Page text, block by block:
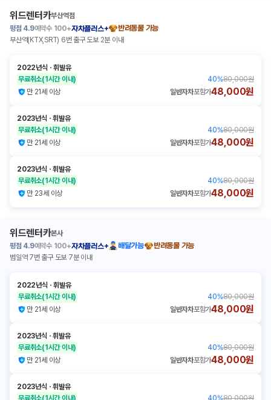
위드렌터카부산역점
평점 4.9예약수 100+자차플러스+
반려동물 가능
부산역(KTX,SRT) 6번 출구 도보 2분 이내
2022년식 ㆍ휘발유
무료취소(1시간 이내) 40%80,000원
만 21세 이상
일반자차포함가48,000원
2023년식 ㆍ휘발유
무료취소(1시간 이내) 40%80,000원
만 21세 이상
일반자차포함가48,000원
2023년식 ㆍ휘발유
무료취소(1시간 이내) 40%80,000원
만 23세 이상
일반자차포함가48,000원
위드렌터카본사
평점 4.9예약수 100+자차플러스+ 배달가능
반려동물 가능
범일역 7번 출구 도보 7분 이내
2022년식 ㆍ휘발유
무료취소(1시간 이내) 40%80,000원
만 21세 이상
일반자차포함가48,000원
2023년식 ㆍ휘발유
무료취소(1시간 이내) 40%80,000원
만 21세 이상
일반자차포함가48,000원
2023년식 ㆍ휘발유
무료취소(1시간 이내) 40%80,000원